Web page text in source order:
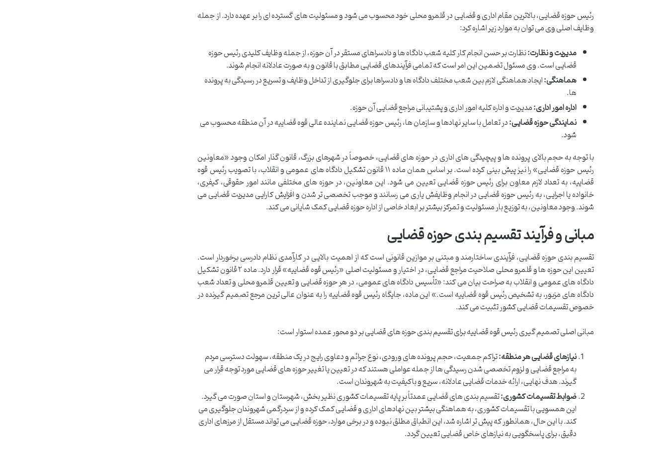
رئیس حوزه قضایی، بالاترین مقام اداری و قضایی در قلمرو محلی خود محسوب می شود و مسئولیت های گسترده ای را بر عهده دارد. از جمله
وظایف اصلی وی می توان به موارد زیر اشاره کرد:
مدیریت و نظارت:نظارت بر حسن انجام کار کلیه شعب دادگاه ها و دادسراهای مستقر در آن حوزه، از جمله وظایف کلیدی رئیس حوزه
قضایی است. وی مسئول تضمین این امر است که تمامی فرآیندهای قضایی مطابق با قانون و به صورت عادلانه انجام شوند.
هماهنگی:ایجاد هماهنگی لازم بین شعب مختلف دادگاه ها و دادسراها برای جلوگیری از تداخل وظایف و تسریع در رسیدگی به پرونده
ها.
اداره امور اداری:مدیریت و اداره کلیه امور اداری و پشتیبانی مراجع قضایی آن حوزه.
نمایندگی حوزه قضایی:در تعامل با سایر نهادها و سازمان ها، رئیس حوزه قضایی نماینده عالی قوه قضاییه در آن منطقه محسوب می
شود.
با توجه به حجم بالای پرونده ها و پیچیدگی های اداری در حوزه های قضایی، خصوصاً در شهرهای بزرگ، قانون گذار امکان وجود «معاونین
رئیس حوزه قضایی» را نیز پیش بینی کرده است. بر اساس همان ماده ۱۱ قانون تشکیل دادگاه های عمومی و انقلاب، با تصویب رئیس قوه
قضاییه، به تعداد لازم معاون برای رئیس حوزه قضایی تعیین می شود. این معاونین، در حوزه های مختلفی مانند امور حقوقی، کیفری،
خانواده یا اجرایی، به رئیس حوزه قضایی در انجام وظایفش یاری می رسانند و موجب تخصصی تر شدن و افزایش کارایی مدیریت قضایی می
شوند. وجود معاونین، به توزیع بار مسئولیت و تمرکز بیشتر بر ابعاد خاصی از اداره حوزه قضایی کمک شایانی می کند.
مبانی و فرآیند تقسیم بندی حوزه قضایی
تقسیم بندی حوزه قضایی، فرآیندی ساختارمند و مبتنی بر موازین قانونی است که از اهمیت بالایی در کارآمدی نظام دادرسی برخوردار است.
تعیین این حوزه ها و قلمرو محلی صلاحیت مراجع قضایی، در اختیار و مسئولیت اصلی «رئیس قوه قضاییه» قرار دارد. ماده ۲ قانون تشکیل
دادگاه های عمومی و انقلاب به صراحت بیان می کند: «تأسیس دادگاه های عمومی، در هر حوزه قضایی و تعیین قلمرو محلی و تعداد شعب
دادگاه های مزبور، به تشخیص رئیس قوه قضاییه است.» این ماده، جایگاه رئیس قوه قضاییه را به عنوان عالی ترین مرجع تصمیم گیرنده در
خصوص تقسیمات قضایی کشور تثبیت می کند.
مبانی اصلی تصمیم گیری رئیس قوه قضاییه برای تقسیم بندی حوزه های قضایی بر دو محور عمده استوار است:
نیازهای قضایی هر منطقه:تراکم جمعیت، حجم پرونده های ورودی، نوع جرائم و دعاوی رایج در یک منطقه، سهولت دسترسی مردم
به مراجع قضایی و لزوم تخصصی شدن رسیدگی ها از جمله عواملی هستند که در تعیین یا تغییر حوزه های قضایی مورد توجه قرار می
گیرند. هدف نهایی، ارائه خدمات قضایی عادلانه، سریع و باکیفیت به شهروندان است.
ضوابط تقسیمات کشوری:تقسیم بندی های قضایی عمدتاً بر پایه تقسیمات کشوری نظیر بخش، شهرستان و استان صورت می گیرد.
این همسویی با تقسیمات کشوری، به هماهنگی بیشتر بین نهادهای اداری و قضایی کمک کرده و از سردرگمی شهروندان جلوگیری می
کند. با این حال، همانطور که پیش تر اشاره شد، این انطباق مطلق نبوده و در برخی موارد، حوزه قضایی می تواند مستقل از مرزهای اداری
دقیق، برای پاسخگویی به نیازهای خاص قضایی تعیین گردد.